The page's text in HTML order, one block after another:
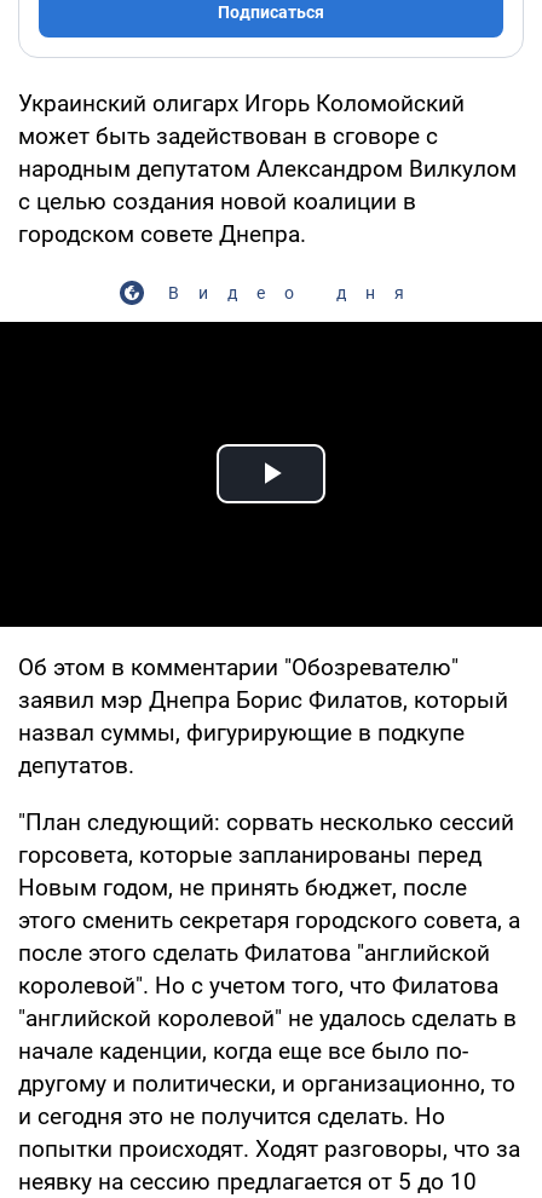
Подписаться
Украинский олигарх Игорь Коломойский
может быть задействован в сговоре с
народным депутатом Александром Вилкулом
с целью создания новой коалиции в
городском совете Днепра.
Видео дня
Play Video
Об этом в комментарии "Обозревателю"
заявил мэр Днепра Борис Филатов, который
назвал суммы, фигурирующие в подкупе
депутатов.
"План следующий: сорвать несколько сессий
горсовета, которые запланированы перед
Новым годом, не принять бюджет, после
этого сменить секретаря городского совета, а
после этого сделать Филатова "английской
королевой". Но с учетом того, что Филатова
"английской королевой" не удалось сделать в
начале каденции, когда еще все было по-
другому и политически, и организационно, то
и сегодня это не получится сделать. Но
попытки происходят. Ходят разговоры, что за
неявку на сессию предлагается от 5 до 10